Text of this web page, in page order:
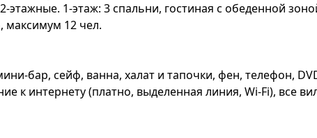
этажные. 1-этаж: 3 спальни, гостиная с обеденной
максимум 12 чел.
бар, сейф, ванна, халат и тапочки, фен, телефон,
интернету (платно, выделенная линия, Wi-Fi), все